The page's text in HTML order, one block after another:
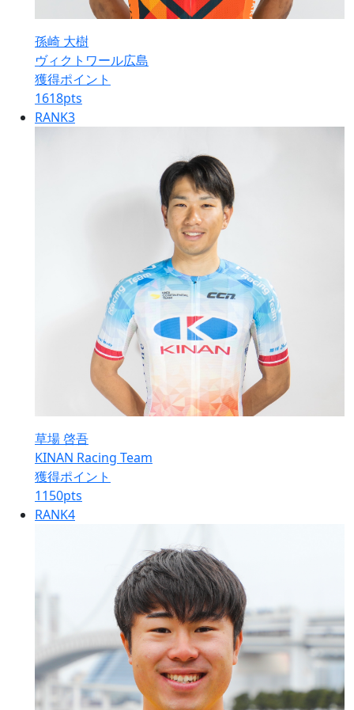
孫崎 大樹
ヴィクトワール広島
獲得ポイント
1618pts
RANK3
草場 啓吾
KINAN Racing Team
獲得ポイント
1150pts
RANK4